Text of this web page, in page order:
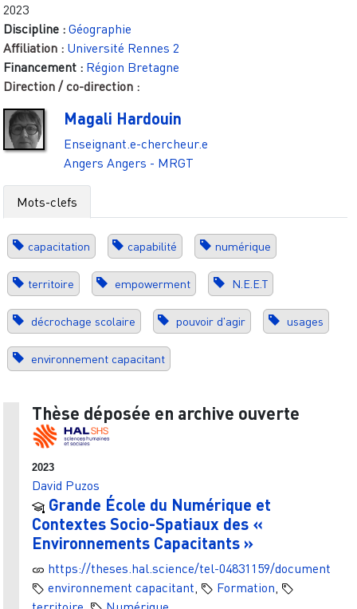
2023
Discipline : Géographie
Affiliation : Université Rennes 2
Financement : Région Bretagne
Direction / co-direction :
Magali Hardouin
Enseignant.e-chercheur.e
Angers Angers - MRGT
Mots-clefs
capacitation capabilité numérique
territoire empowerment N.E.E.T
décrochage scolaire pouvoir d'agir usages
environnement capacitant
Thèse déposée en archive ouverte
2023
David Puzos
Grande École du Numérique et
Contextes Socio-Spatiaux des «
Environnements Capacitants »
https://theses.hal.science/tel-04831159/document
environnement capacitant
Formation